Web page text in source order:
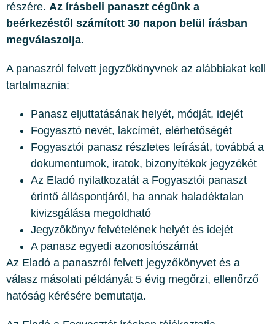
részére. Az írásbeli panaszt cégünk a
beérkezéstől számított 30 napon belül írásban
megválaszolja.
A panaszról felvett jegyzőkönyvnek az alábbiakat kell
tartalmaznia:
Panasz eljuttatásának helyét, módját, idejét
Fogyasztó nevét, lakcímét, elérhetőségét
Fogyasztói panasz részletes leírását, továbbá a
dokumentumok, iratok, bizonyítékok jegyzékét
Az Eladó nyilatkozatát a Fogyasztói panaszt
érintő álláspontjáról, ha annak haladéktalan
kivizsgálása megoldható
Jegyzőkönyv felvételének helyét és idejét
A panasz egyedi azonosítószámát
Az Eladó a panaszról felvett jegyzőkönyvet és a
válasz másolati példányát 5 évig megőrzi, ellenőrző
hatóság kérésére bemutatja.